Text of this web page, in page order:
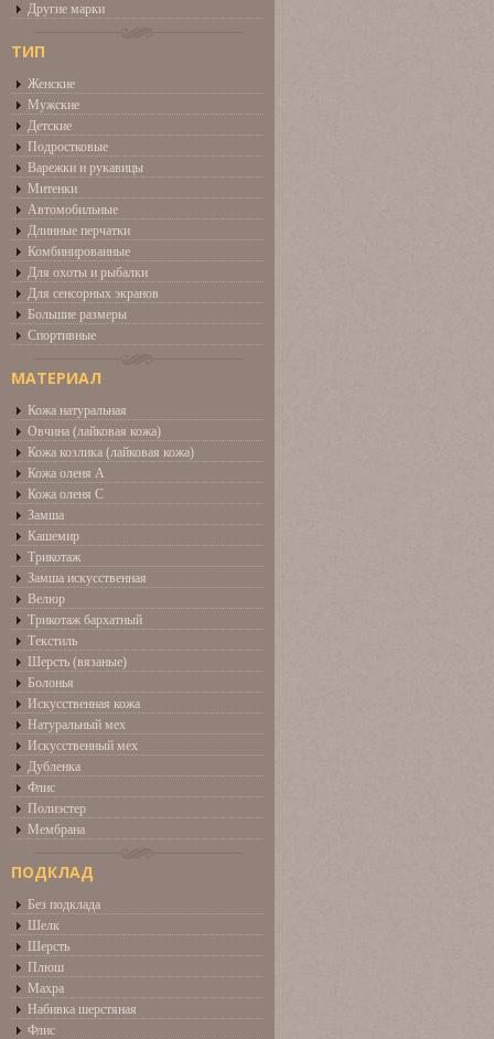
Другие марки
ТИП
Женские
Мужские
Детские
Подростковые
Варежки и рукавицы
Митенки
Автомобильные
Длинные перчатки
Комбинированные
Для охоты и рыбалки
Для сенсорных экранов
Большие размеры
Спортивные
МАТЕРИАЛ
Кожа натуральная
Овчина (лайковая кожа)
Кожа козлика (лайковая кожа)
Кожа оленя А
Кожа оленя С
Замша
Кашемир
Трикотаж
Замша искусственная
Велюр
Трикотаж бархатный
Текстиль
Шерсть (вязаные)
Болонья
Искусственная кожа
Натуральный мех
Искусственный мех
Дубленка
Флис
Полиэстер
Мембрана
ПОДКЛАД
Без подклада
Шелк
Шерсть
Плюш
Махра
Набивка шерстяная
Флис